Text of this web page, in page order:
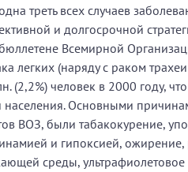
треть всех случаев
и долгосрочной
Всемирной
легких (наряду с раком
(2,2%) человек в 2000 году,
населения. Основными
ВОЗ, были табакокурение,
и гипоксией,
среды,